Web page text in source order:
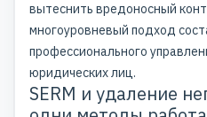
вытеснить вредоносный
многоуровневый подход
профессионального
юридических лиц.
SERM и удаление